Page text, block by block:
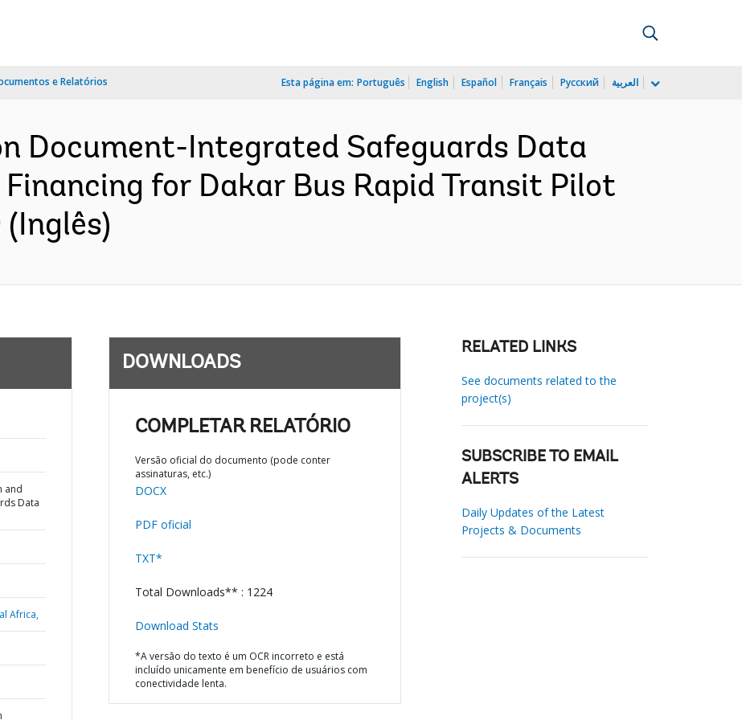
e Relatórios Esta página em: Português English Español Français Русский العربية
Document-Integrated Safeguards Data
for Dakar Bus Rapid Transit Pilot
and
Data
Africa,
DOWNLOADS
COMPLETAR RELATÓRIO
Versão oficial do documento (pode conter
assinaturas, etc.)
DOCX
PDF oficial
TXT*
Total Downloads** : 1224
Download Stats
*A versão do texto é um OCR incorreto e está
incluído unicamente em benefício de usuários com
conectividade lenta.
RELATED LINKS
See documents related to the
project(s)
SUBSCRIBE TO EMAIL
ALERTS
Daily Updates of the Latest
Projects & Documents